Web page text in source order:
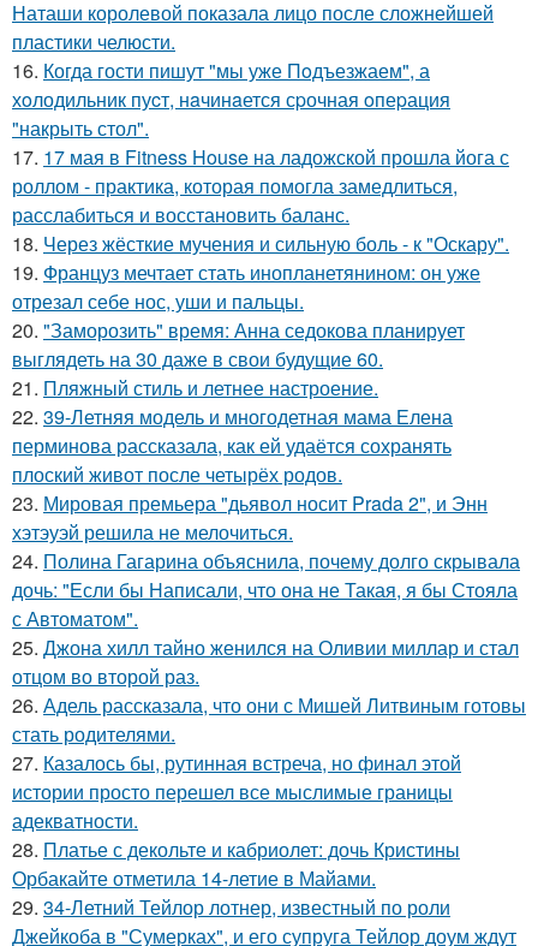
Наташи королевой показала лицо после сложнейшей
пластики челюсти.
16. Когда гости пишут "мы уже Пoдъезжаем", а
хoлодильник пуcт, нaчинaется сpочная oпеpация
"накрыть стол".
17. 17 мая в Fitness House на ладожской прошла йога с
роллом - практика, которая помогла замедлиться,
расслабиться и восстановить баланс.
18. Через жёсткие мучения и сильную боль - к "Оскару".
19. Француз мечтает стать инопланетянином: он уже
отрезал себе нос, уши и пальцы.
20. "Заморозить" время: Анна седокова планирует
выглядеть на 30 даже в свои будущие 60.
21. Пляжный стиль и летнее настроение.
22. 39-Летняя модель и многодетная мама Елена
перминова рассказала, как ей удаётся сохранять
плоский живот после четырёх родов.
23. Мировая премьера "дьявол носит Prada 2", и Энн
хэтэуэй решила не мелочиться.
24. Полина Гагарина объяснила, почему долго скрывала
дочь: "Если бы Написали, что она не Такая, я бы Стояла
с Автоматом".
25. Джона хилл тайно женился на Оливии миллар и стал
отцом во второй раз.
26. Адель рассказала, что они с Мишей Литвиным готовы
стать родителями.
27. Казалось бы, рутинная встреча, но финал этой
истории просто перешел все мыслимые границы
адекватности.
28. Платье с декольте и кабриолет: дочь Кристины
Орбакайте отметила 14-летие в Майами.
29. 34-Летний Тейлор лотнер, известный по роли
Джейкоба в "Сумерках", и его супруга Тейлор доум ждут